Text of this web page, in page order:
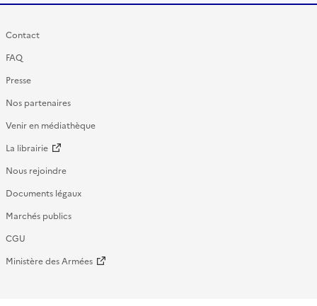
Contact
FAQ
Presse
Nos partenaires
Venir en médiathèque
La librairie
Nous rejoindre
Documents légaux
Marchés publics
CGU
Ministère des Armées